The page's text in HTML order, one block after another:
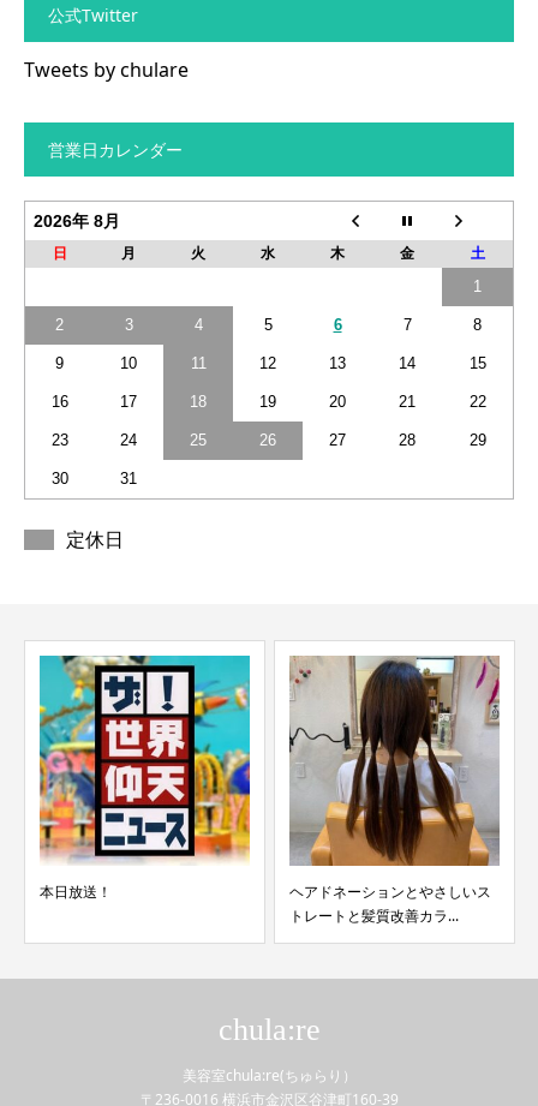
公式Twitter
Tweets by chulare
営業日カレンダー
2026年 8月
日 月 火 水 木 金 土
1
2 3 4 5 6 7 8
9 10 11 12 13 14 15
16 17 18 19 20 21 22
23 24 25 26 27 28 29
30 31
定休日
ヘアドネーションとやさしいス
やさしいストレートでツヤツヤ
chula:re
美容室chula:re(ちゅらり）
〒236-0016 横浜市金沢区谷津町160-39